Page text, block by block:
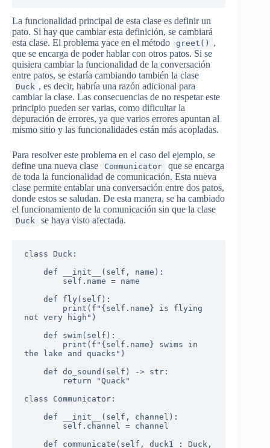
La funcionalidad principal de esta clase es definir un
pato. Si hay que cambiar esta definición, se cambiará
esta clase. El problema yace en el método
greet()
,
que se encarga de poder hablar con otros patos. Si se
quisiera cambiar la funcionalidad de la conversación
entre patos, se estaría cambiando también la clase
Duck , es decir, habría una razón adicional para
cambiar la clase. Las consecuencias de no respetar este
principio pueden ser varias, como dificultar la
depuración de errores, ya que varios errores apuntan al
mismo sitio y las funcionalidades están más acopladas.
Para resolver este problema en el caso del ejemplo, se
define una nueva clase
Communicator
que se encarga
de toda la funcionalidad de comunicación. Esta nueva
clase permite entablar una conversación entre dos patos,
donde estos se saludan. De esta manera, se ha cambiado
el funcionamiento de la comunicación sin que la clase
Duck se haya visto afectada.
class Duck:
not very high")
the lake and quacks")
class Communicator: